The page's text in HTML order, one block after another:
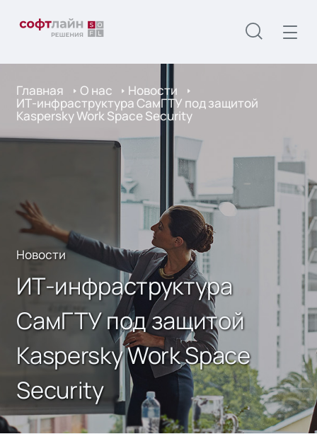
Главная О нас Новости
ИТ-инфраструктура СамГТУ под защитой
Kaspersky Work Space Security
Новости
ИТ-инфраструктура
СамГТУ под защитой
Kaspersky Work Space
Security